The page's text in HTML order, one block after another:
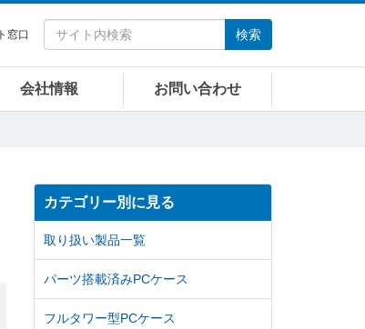
窓口 検索
会社情報 お問い合わせ
カテゴリー別に見る
取り扱い製品一覧
パーツ搭載済みPCケース
フルタワー型PCケース